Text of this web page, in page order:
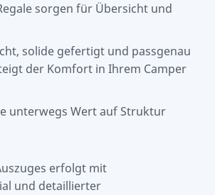
sorgen für Übersicht und
solide gefertigt und passgenau
der Komfort in Ihrem Camper
unterwegs Wert auf Struktur
erfolgt mit
und detaillierter